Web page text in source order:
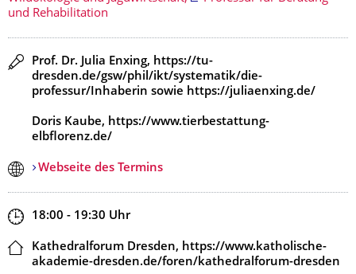
und Rehabilitation
Redner
Prof. Dr. Julia Enxing, https://tu-
dresden.de/gsw/phil/ikt/systematik/die-
professur/Inhaberin sowie https://juliaenxing.de/
Doris Kaube, https://www.tierbestattung-
elbflorenz.de/
Webseite des Termins
Zeit
18:00 - 19:30 Uhr
Ort
Kathedralforum Dresden, https://www.katholische-
akademie-dresden.de/foren/kathedralforum-dresden